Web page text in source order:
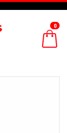
0